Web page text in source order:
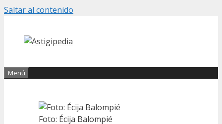
Saltar al contenido
Menú
Foto: Écija Balompié